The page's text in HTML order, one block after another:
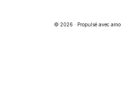
© 2026 · Propulsé avec